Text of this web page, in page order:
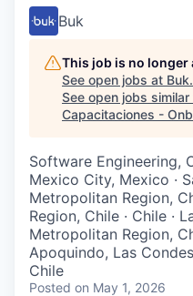
Buk
This job is no
See open jobs at Buk.
See open jobs similar
Capacitaciones -
Software Engineering,
Mexico City, Mexico ·
Metropolitan Region,
Region, Chile · Chile ·
Metropolitan Region,
Apoquindo, Las
Chile
Posted on May 1, 2026